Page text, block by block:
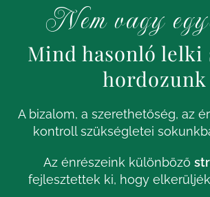
Nem vagy
Mind hasonló lelki
hordozunk
A bizalom, a szerethetőség, az
kontroll szükségletei
Az énrészeink különböző
fejlesztettek ki, hogy